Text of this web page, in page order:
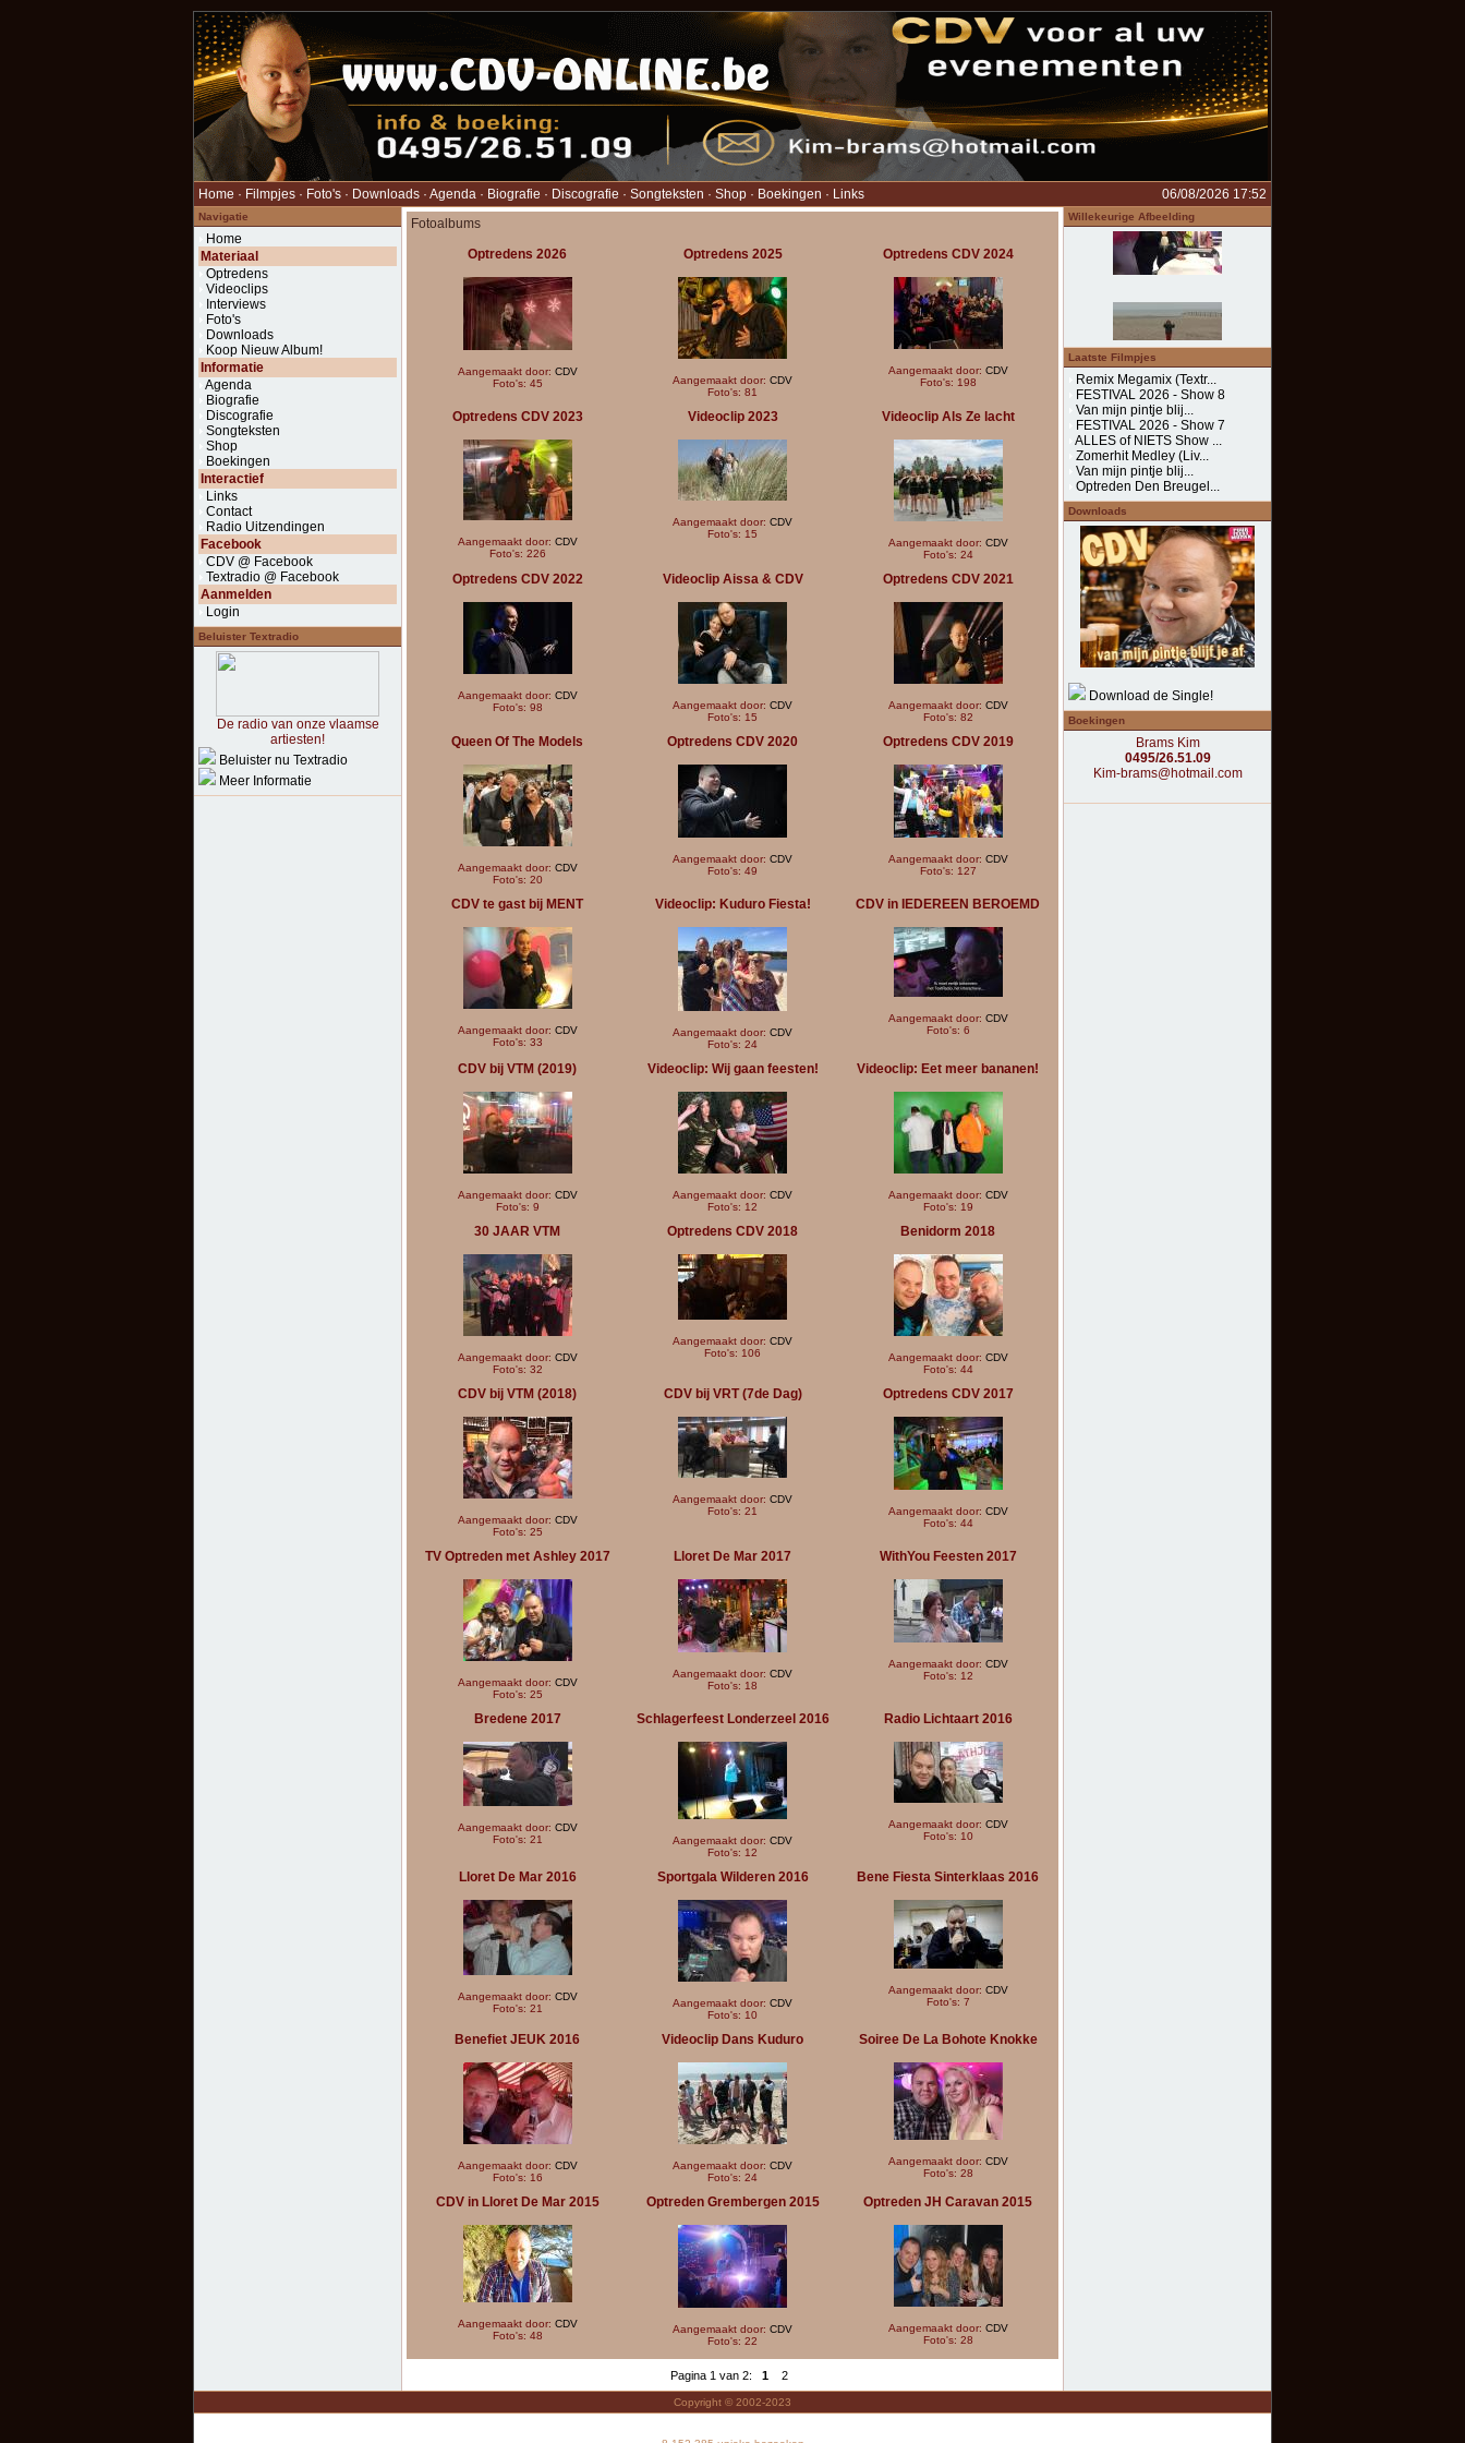
Home · Filmpjes · Foto's · Downloads · Agenda · Biografie · Discografie · Songteksten · Shop · Boekingen · Links 06/08/2026 17:52
Navigatie
Home
Materiaal
Optredens
Videoclips
Interviews
Foto's
Downloads
Koop Nieuw Album!
Informatie
Agenda
Biografie
Discografie
Songteksten
Shop
Boekingen
Interactief
Links
Contact
Radio Uitzendingen
Facebook
CDV @ Facebook
Textradio @ Facebook
Aanmelden
Login
Beluister Textradio
De radio van onze vlaamse
artiesten!
Beluister nu Textradio
Meer Informatie
Fotoalbums
Optredens 2026
Aangemaakt door: CDV
Foto's: 45
Optredens 2025
Aangemaakt door: CDV
Foto's: 81
Optredens CDV 2024
Aangemaakt door: CDV
Foto's: 198
Optredens CDV 2023
Aangemaakt door: CDV
Foto's: 226
Videoclip 2023
Aangemaakt door: CDV
Foto's: 15
Videoclip Als Ze lacht
Aangemaakt door: CDV
Foto's: 24
Optredens CDV 2022
Aangemaakt door: CDV
Foto's: 98
Videoclip Aissa & CDV
Aangemaakt door: CDV
Foto's: 15
Optredens CDV 2021
Aangemaakt door: CDV
Foto's: 82
Queen Of The Models
Aangemaakt door: CDV
Foto's: 20
Optredens CDV 2020
Aangemaakt door: CDV
Foto's: 49
Optredens CDV 2019
Aangemaakt door: CDV
Foto's: 127
CDV te gast bij MENT
Aangemaakt door: CDV
Foto's: 33
Videoclip: Kuduro Fiesta!
Aangemaakt door: CDV
Foto's: 24
CDV in IEDEREEN BEROEMD
Aangemaakt door: CDV
Foto's: 6
CDV bij VTM (2019)
Aangemaakt door: CDV
Foto's: 9
Videoclip: Wij gaan feesten!
Aangemaakt door: CDV
Foto's: 12
Videoclip: Eet meer bananen!
Aangemaakt door: CDV
Foto's: 19
30 JAAR VTM
Aangemaakt door: CDV
Foto's: 32
Optredens CDV 2018
Aangemaakt door: CDV
Foto's: 106
Benidorm 2018
Aangemaakt door: CDV
Foto's: 44
CDV bij VTM (2018)
Aangemaakt door: CDV
Foto's: 25
CDV bij VRT (7de Dag)
Aangemaakt door: CDV
Foto's: 21
Optredens CDV 2017
Aangemaakt door: CDV
Foto's: 44
TV Optreden met Ashley 2017
Aangemaakt door: CDV
Foto's: 25
Lloret De Mar 2017
Aangemaakt door: CDV
Foto's: 18
WithYou Feesten 2017
Aangemaakt door: CDV
Foto's: 12
Bredene 2017
Aangemaakt door: CDV
Foto's: 21
Schlagerfeest Londerzeel 2016
Aangemaakt door: CDV
Foto's: 12
Radio Lichtaart 2016
Aangemaakt door: CDV
Foto's: 10
Lloret De Mar 2016
Aangemaakt door: CDV
Foto's: 21
Sportgala Wilderen 2016
Aangemaakt door: CDV
Foto's: 10
Bene Fiesta Sinterklaas 2016
Aangemaakt door: CDV
Foto's: 7
Benefiet JEUK 2016
Aangemaakt door: CDV
Foto's: 16
Videoclip Dans Kuduro
Aangemaakt door: CDV
Foto's: 24
Soiree De La Bohote Knokke
Aangemaakt door: CDV
Foto's: 28
CDV in Lloret De Mar 2015
Aangemaakt door: CDV
Foto's: 48
Optreden Grembergen 2015
Aangemaakt door: CDV
Foto's: 22
Optreden JH Caravan 2015
Aangemaakt door: CDV
Foto's: 28
Pagina 1 van 2: 1 2
Willekeurige Afbeelding
Laatste Filmpjes
Remix Megamix (Textr...
FESTIVAL 2026 - Show 8
Van mijn pintje blij...
FESTIVAL 2026 - Show 7
ALLES of NIETS Show ...
Zomerhit Medley (Liv...
Van mijn pintje blij...
Optreden Den Breugel...
Downloads
Download de Single!
Boekingen
Brams Kim
0495/26.51.09
Kim-brams@hotmail.com
Copyright © 2002-2023